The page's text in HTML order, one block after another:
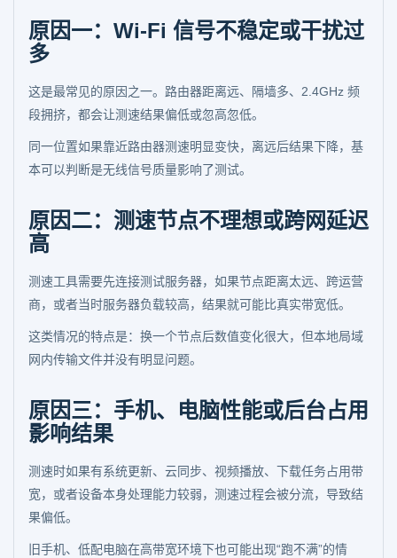
原因一：Wi-Fi 信号不稳定或干扰过
多
这是最常见的原因之一。路由器距离远、隔墙多、2.4GHz 频
段拥挤，都会让测速结果偏低或忽高忽低。
同一位置如果靠近路由器测速明显变快，离远后结果下降，基
本可以判断是无线信号质量影响了测试。
原因二：测速节点不理想或跨网延迟
高
测速工具需要先连接测试服务器，如果节点距离太远、跨运营
商，或者当时服务器负载较高，结果就可能比真实带宽低。
这类情况的特点是：换一个节点后数值变化很大，但本地局域
网内传输文件并没有明显问题。
原因三：手机、电脑性能或后台占用
影响结果
测速时如果有系统更新、云同步、视频播放、下载任务占用带
宽，或者设备本身处理能力较弱，测速过程会被分流，导致结
果偏低。
旧手机、低配电脑在高带宽环境下也可能出现“跑不满”的情